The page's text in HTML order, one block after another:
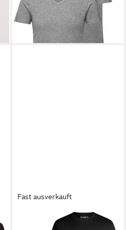
+4
Fast ausverkauft
T-Shirt Herren